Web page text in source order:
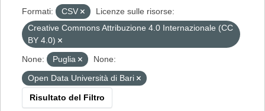
Formati: CSV
Licenze sulle risorse:
Creative Commons Attribuzione 4.0 Internazionale (CC
BY 4.0)
None:
Puglia
None:
Open Data Università di Bari
Risultato del Filtro